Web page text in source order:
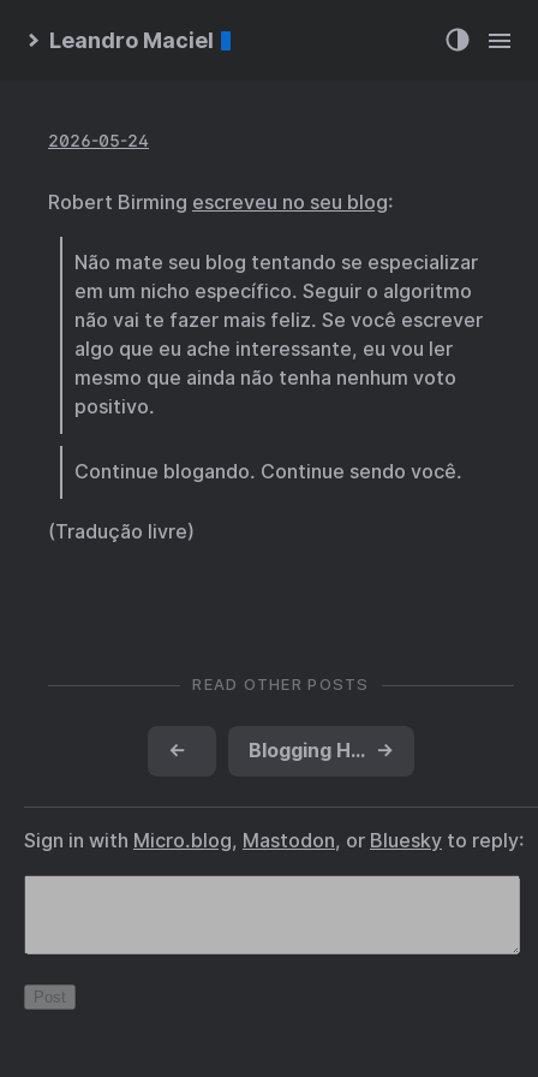
Leandro Maciel
2026-05-24
Robert Birming escreveu no seu blog:
Não mate seu blog tentando se especializar
em um nicho específico. Seguir o algoritmo
não vai te fazer mais feliz. Se você escrever
algo que eu ache interessante, eu vou ler
mesmo que ainda não tenha nenhum voto
positivo.
Continue blogando. Continue sendo você.
(Tradução livre)
READ OTHER POSTS
← Blogging Heroes, de Michael A. Banks →
Sign in with Micro.blog, Mastodon, or Bluesky to reply: